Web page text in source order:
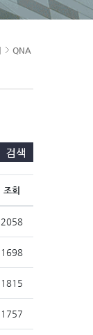
QNA
검색
조회
2058
1698
1815
1757